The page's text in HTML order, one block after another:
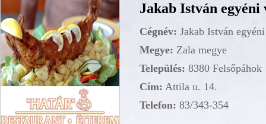
Jakab István egyéni
Cégnév: Jakab István
Megye: Zala megye
Település: 8380 Felsőpáhok
Cím: Attila u. 14.
Telefon: 83/343-354